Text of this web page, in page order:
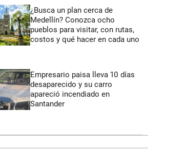
¿Busca un plan cerca de
Medellín? Conozca ocho
pueblos para visitar, con rutas,
costos y qué hacer en cada uno
Empresario paisa lleva 10 días
desaparecido y su carro
apareció incendiado en
Santander